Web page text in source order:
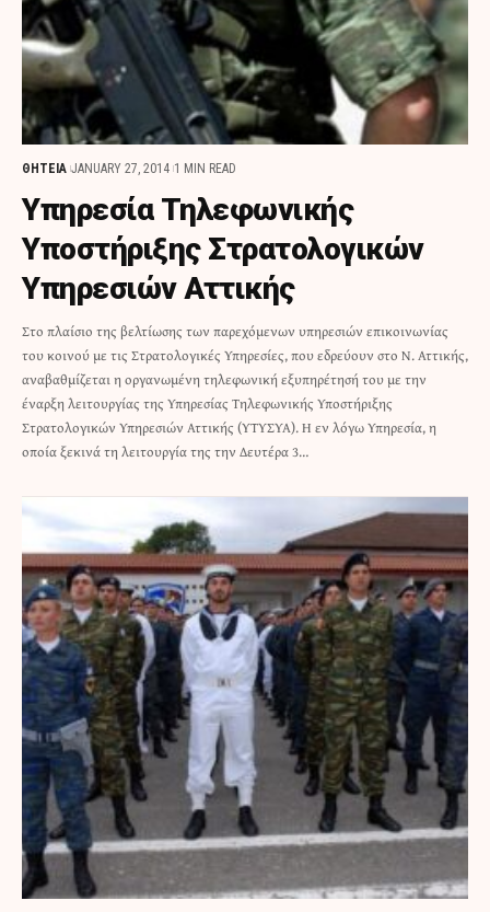
ΘΗΤΕΙΑ JANUARY 27, 2014 1 MIN READ
Υπηρεσία Τηλεφωνικής
Υποστήριξης Στρατολογικών
Υπηρεσιών Αττικής
Στο πλαίσιο της βελτίωσης των παρεχόμενων υπηρεσιών επικοινωνίας
του κοινού με τις Στρατολογικές Υπηρεσίες, που εδρεύουν στο Ν. Αττικής,
αναβαθμίζεται η οργανωμένη τηλεφωνική εξυπηρέτησή του με την
έναρξη λειτουργίας της Υπηρεσίας Τηλεφωνικής Υποστήριξης
Στρατολογικών Υπηρεσιών Αττικής (ΥΤΥΣΥΑ). Η εν λόγω Υπηρεσία, η
οποία ξεκινά τη λειτουργία της την Δευτέρα 3…